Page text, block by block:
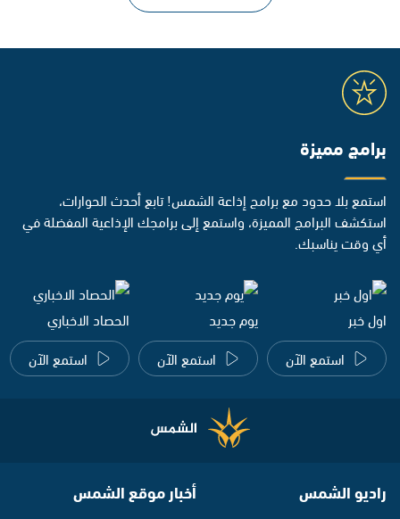
برامج مميزة
استمع بلا حدود مع برامج إذاعة الشمس! تابع أحدث الحوارات،
استكشف البرامج المميزة، واستمع إلى برامجك الإذاعية المفضلة في
أي وقت يناسبك.
اول خبر
استمع الآن
يوم جديد
استمع الآن
الحصاد الاخباري
استمع الآن
راديو الشمس أخبار موقع الشمس